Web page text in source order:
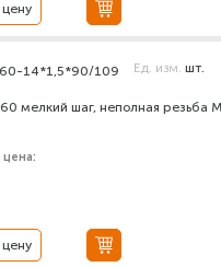
цену
мелкий шаг, неполная резьба
14*1,5*90/109 Ед. изм. шт.
цену